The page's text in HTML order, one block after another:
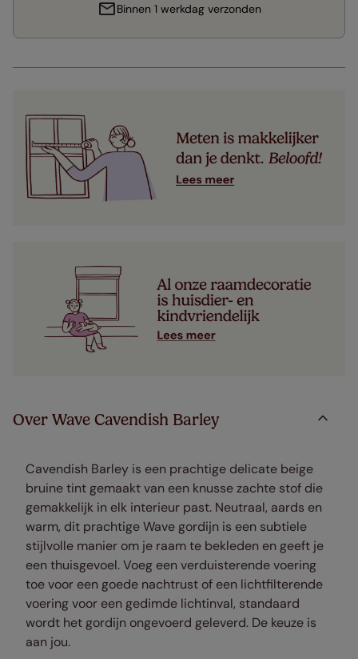
Binnen 1 werkdag verzonden
Over Wave Cavendish Barley
Cavendish Barley is een prachtige delicate beige
bruine tint gemaakt van een knusse zachte stof die
gemakkelijk in elk interieur past. Neutraal, aards en
warm, dit prachtige Wave gordijn is een subtiele
stijlvolle manier om je raam te bekleden en geeft je
een thuisgevoel. Voeg een verduisterende voering
toe voor een goede nachtrust of een lichtfilterende
voering voor een gedimde lichtinval, standaard
wordt het gordijn ongevoerd geleverd. De keuze is
aan jou.